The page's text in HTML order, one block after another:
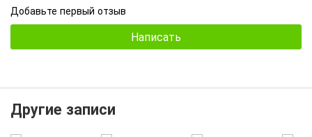
Добавьте первый отзыв
Написать
Другие записи